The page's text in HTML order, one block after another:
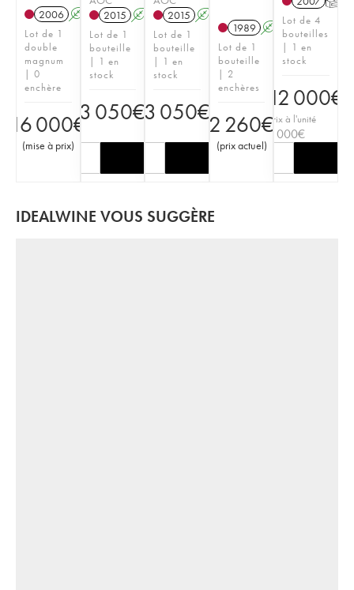
2006 A K
Lot de 1
double
magnum
| 0
enchère
16 000€
(mise à prix)
2015 A
Lot de 1
bouteille
| 1 en
stock
3 050€
2015 A
Lot de 1
bouteille
| 1 en
stock
3 050€
1989 A
Lot de 1
bouteille
| 2
enchères
2 260€
(prix actuel)
Lot de 4
bouteilles
| 1 en
stock
12 000€
Prix à l'unité
3 000€
IDEALWINE VOUS SUGGÈRE